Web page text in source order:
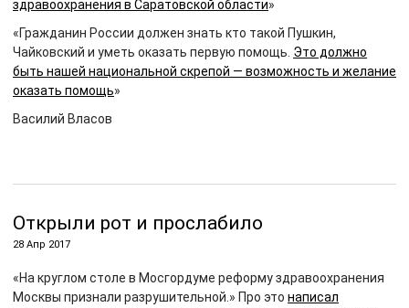
здравоохранения в Саратовской области»
«Гражданин России должен знать кто такой Пушкин,
Чайковский и уметь оказать первую помощь. Это должно
быть нашей национальной скрепой — возможность и желание
оказать помощь»
Василий Власов
Открыли рот и прослабило
28 Апр 2017
«На круглом столе в Мосгордуме реформу здравоохранения
Москвы признали разрушительной.» Про это написал